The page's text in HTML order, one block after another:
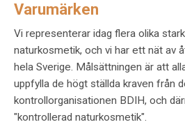
Varumärken
Vi representerar idag flera olika
naturkosmetik, och vi har ett nät av
hela Sverige. Målsättningen är att
uppfylla de högt ställda kraven från
kontrollorganisationen BDIH, och
"kontrollerad naturkosmetik".